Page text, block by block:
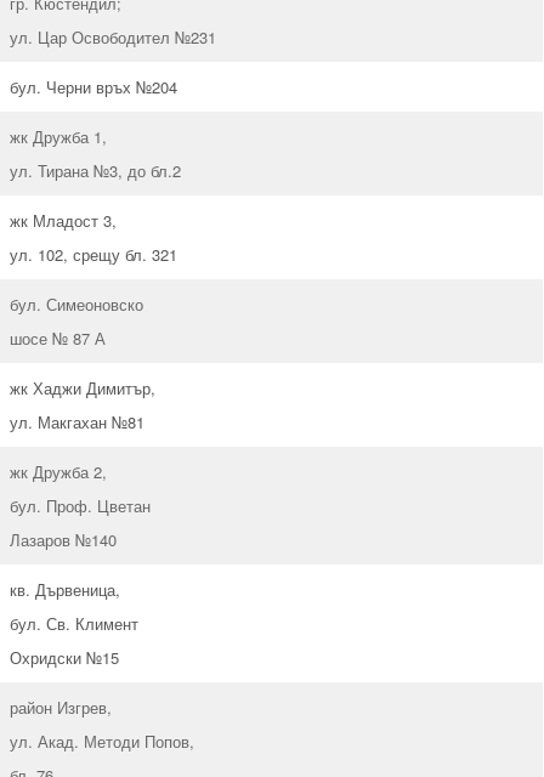
ул. Цар Освободител №231
бул. Черни връх №204
жк Дружба 1,
ул. Тирана №3, до бл.2
жк Младост 3,
ул. 102, срещу бл. 321
бул. Симеоновско
шосе № 87 А
жк Хаджи Димитър,
ул. Макгахан №81
жк Дружба 2,
бул. Проф. Цветан
Лазаров №140
кв. Дървеница,
бул. Св. Климент
Охридски №15
район Изгрев,
ул. Акад. Методи Попов,